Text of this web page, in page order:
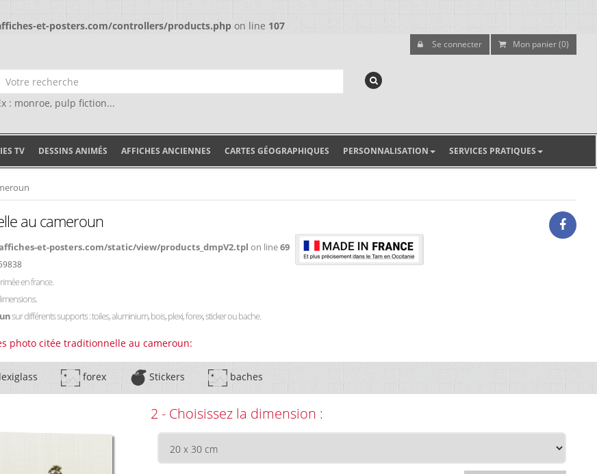
et-posters.com/controllers/products.php on line 107
Se connecter Mon panier (0)
: monroe, pulp fiction...
TV DESSINS ANIMÉS AFFICHES ANCIENNES CARTES GÉOGRAPHIQUES PERSONNALISATION SERVICES PRATIQUES
au cameroun
et-posters.com/static/view/products_dmpV2.tpl on line69
en france.
sur différents supports : toiles, aluminium, bois, plexi, forex, sticker ou bache.
photo citée traditionnelle au cameroun:
forex Stickers baches
2 - Choisissez la dimension :